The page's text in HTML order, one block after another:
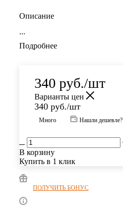
Описание
...
Подробнее
340 руб./шт
Варианты цен
340 руб./шт
Много Нашли дешевле?
В корзину
Купить в 1 клик
ПОЛУЧИТЬ БОНУС